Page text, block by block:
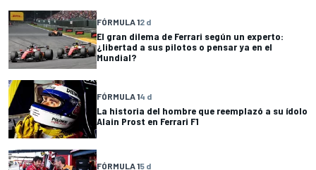
FÓRMULA 12 d
El gran dilema de Ferrari según un experto:
¿libertad a sus pilotos o pensar ya en el
Mundial?
FÓRMULA 14 d
La historia del hombre que reemplazó a su ídolo
Alain Prost en Ferrari F1
FÓRMULA 15 d